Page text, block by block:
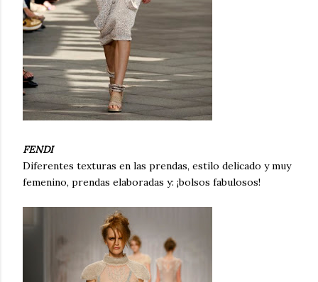
FENDI
Diferentes texturas en las prendas, estilo delicado y muy
femenino, prendas elaboradas y: ¡bolsos fabulosos!